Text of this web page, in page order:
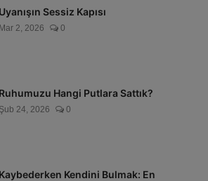
Uyanışın Sessiz Kapısı
Mar 2, 2026 0
Ruhumuzu Hangi Putlara Sattık?
Şub 24, 2026 0
Kaybederken Kendini Bulmak: En